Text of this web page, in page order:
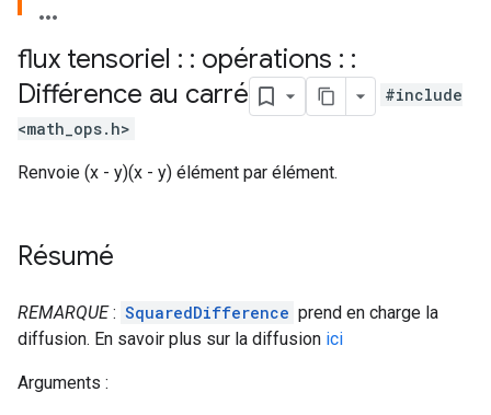
flux tensoriel : : opérations : :
Différence au carré
#include
<math_ops.h>
Renvoie (x - y)(x - y) élément par élément.
Résumé
REMARQUE: SquaredDifference prend en charge la
diffusion. En savoir plus sur la diffusion ici
Arguments :